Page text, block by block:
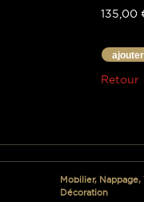
135,00
Retour
Mobilier, Nappage,
Décoration